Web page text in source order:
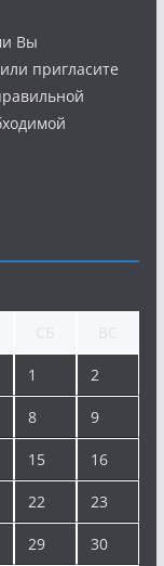
Вы
пригласите
1 2
8 9
15 16
22 23
29 30